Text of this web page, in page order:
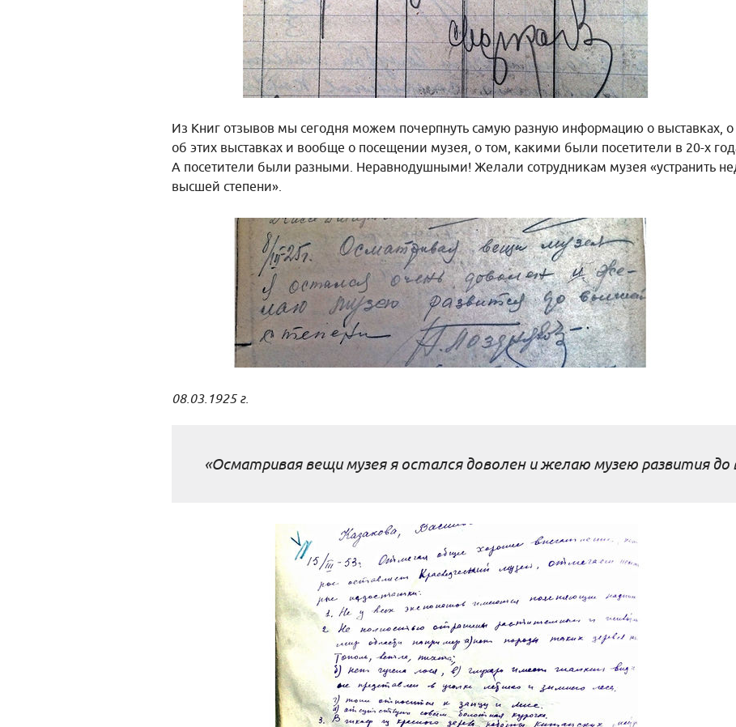
Из Книг отзывов мы сегодня можем почерпнуть самую разную информацию о выставках, о
об этих выставках и вообще о посещении музея, о том, какими были посетители в 20-х
А посетители были разными. Неравнодушными! Желали сотрудникам музея «устранить
высшей степени».
08.03.1925 г.
«Осматривая вещи музея я остался доволен и желаю музею развития